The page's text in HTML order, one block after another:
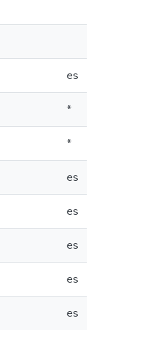
es
*
*
es
es
es
es
es